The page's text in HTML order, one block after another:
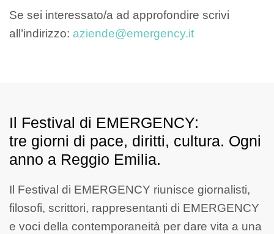
Se sei interessato/a ad approfondire scrivi
all’indirizzo: aziende@emergency.it
Il Festival di EMERGENCY:
tre giorni di pace, diritti, cultura. Ogni
anno a Reggio Emilia.
Il Festival di EMERGENCY riunisce giornalisti,
filosofi, scrittori, rappresentanti di EMERGENCY
e voci della contemporaneità per dare vita a una